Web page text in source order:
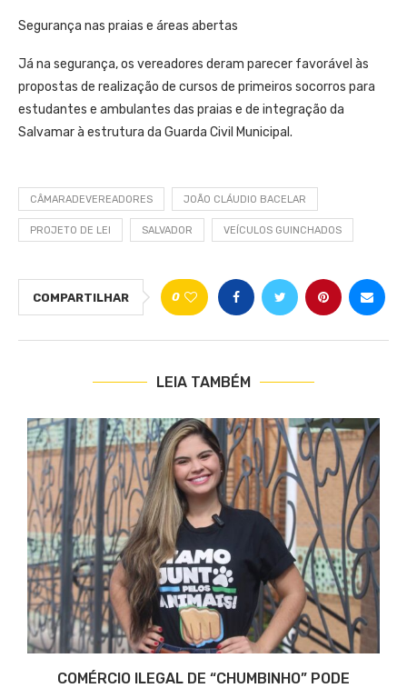
Segurança nas praias e áreas abertas
Já na segurança, os vereadores deram parecer favorável às
propostas de realização de cursos de primeiros socorros para
estudantes e ambulantes das praias e de integração da
Salvamar à estrutura da Guarda Civil Municipal.
CÂMARADEVEREADORES JOÃO CLÁUDIO BACELAR
PROJETO DE LEI SALVADOR VEÍCULOS GUINCHADOS
COMPARTILHAR 0
LEIA TAMBÉM
COMÉRCIO ILEGAL DE “CHUMBINHO” PODE